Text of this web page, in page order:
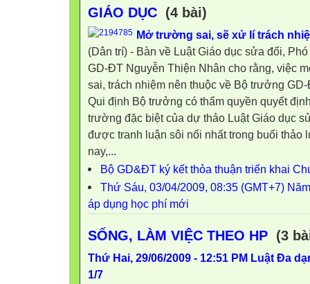
GIÁO DỤC (4 bài)
Mở trường sai, sẽ xử lí trách
(Dân trí) - Bàn về Luật Giáo dục sửa đổi,
GD-ĐT Nguyễn Thiện Nhân cho rằng, việc
sai, trách nhiệm nên thuộc về Bộ trưởng
Qui định Bộ trưởng có thẩm quyền quyết
trường đặc biệt của dự thảo Luật Giáo dục
được tranh luận sôi nổi nhất trong buổi thảo
nay,...
Bộ GD&ĐT ký kết thỏa thuận triển khai
Thứ Sáu, 03/04/2009, 08:35 (GMT+7)
áp dụng học phí mới
SỐNG, LÀM VIỆC THEO HP (3
Thứ Hai, 29/06/2009 - 12:51 PM Luật Đa
1/7